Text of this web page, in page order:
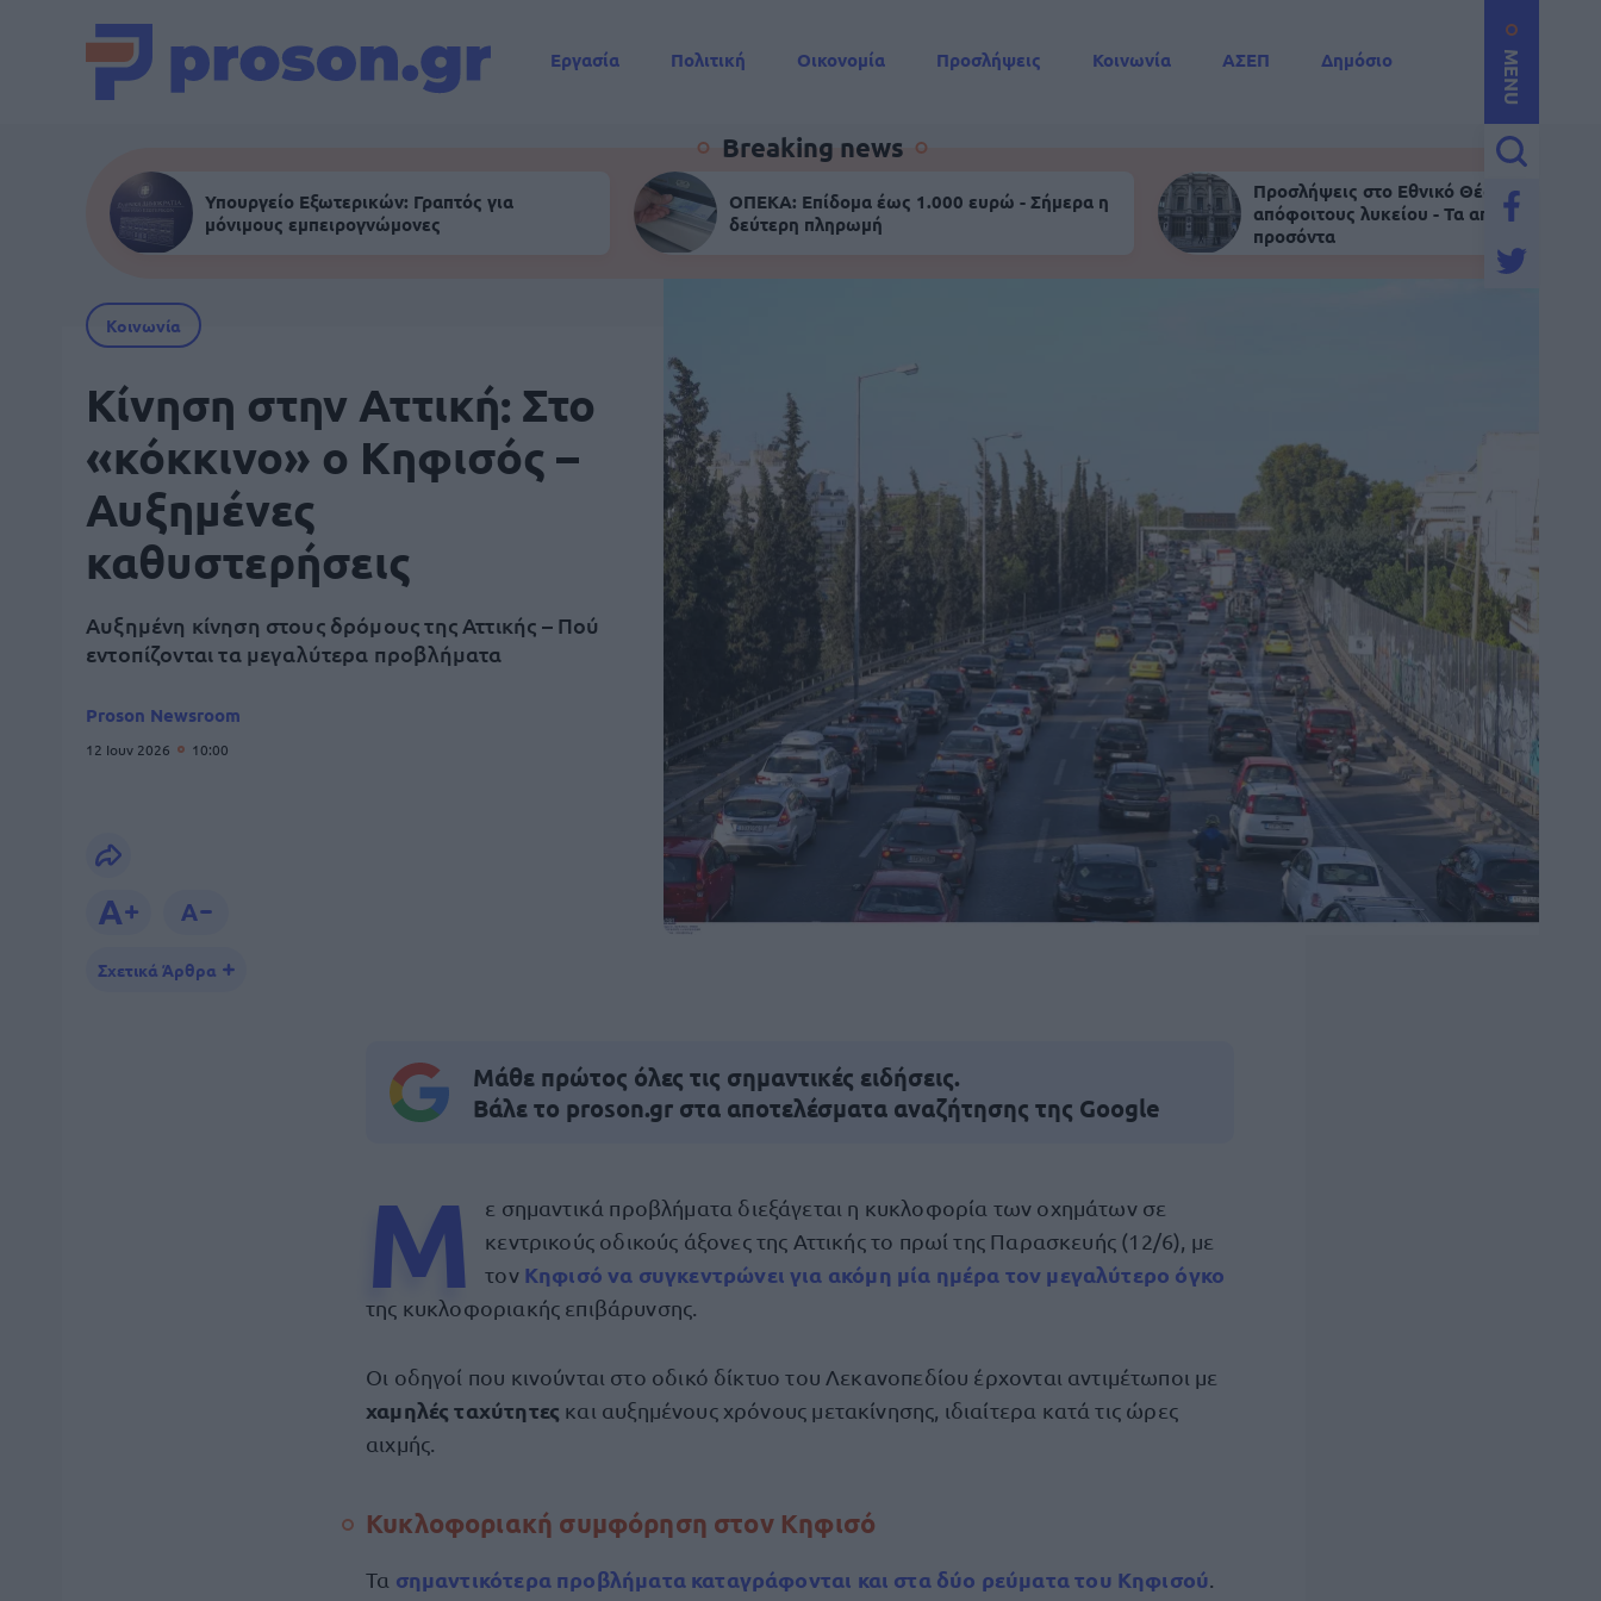
MENU
Εργασία Πολιτική Οικονομία Προσλήψεις Κοινωνία ΑΣΕΠ
Δημόσιο
Breaking news
Υπουργείο Εξωτερικών: Γραπτός για
μόνιμους εμπειρογνώμονες
ΟΠΕΚΑ: Επίδομα έως 1.000 ευρώ - Σήμερα η
δεύτερη πληρωμή
Προσλήψεις στο Εθνικό Θέατρο για
απόφοιτους λυκείου - Τα απαραίτητα
προσόντα
Κοινωνία
Κίνηση στην Αττική: Στο
«κόκκινο» ο Κηφισός –
Αυξημένες
καθυστερήσεις
Αυξημένη κίνηση στους δρόμους της Αττικής – Πού
εντοπίζονται τα μεγαλύτερα προβλήματα
Proson Newsroom
12 Ιουν 2026 10:00
Σχετικά Άρθρα
Μάθε πρώτος όλες τις σημαντικές ειδήσεις.
Βάλε το proson.gr στα αποτελέσματα αναζήτησης της Google
Μ
ε σημαντικά προβλήματα διεξάγεται η κυκλοφορία των οχημάτων σε
κεντρικούς οδικούς άξονες της Αττικής το πρωί της Παρασκευής (12/6), με
τον Κηφισό να συγκεντρώνει για ακόμη μία ημέρα τον μεγαλύτερο όγκο
της κυκλοφοριακής επιβάρυνσης.
Οι οδηγοί που κινούνται στο οδικό δίκτυο του Λεκανοπεδίου έρχονται αντιμέτωποι με
χαμηλές ταχύτητες και αυξημένους χρόνους μετακίνησης, ιδιαίτερα κατά τις ώρες
αιχμής.
Κυκλοφοριακή συμφόρηση στον Κηφισό
Τα σημαντικότερα προβλήματα καταγράφονται και στα δύο ρεύματα του Κηφισού